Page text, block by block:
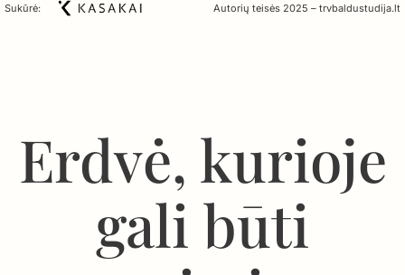
Sukūrė: Autorių teisės 2025 – trvbaldustudija.lt
Erdvė, kurioje
gali būti